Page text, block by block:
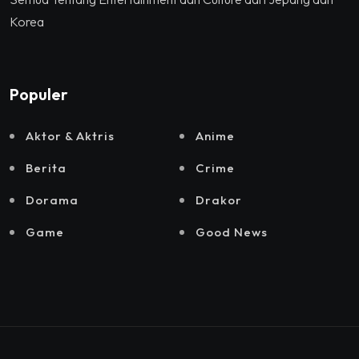
Korea
Populer
Aktor & Aktris Anime
Berita Crime
Dorama Drakor
Game Good News